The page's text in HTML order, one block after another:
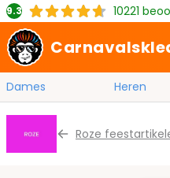
9.3 10221
Dames Heren
Roze